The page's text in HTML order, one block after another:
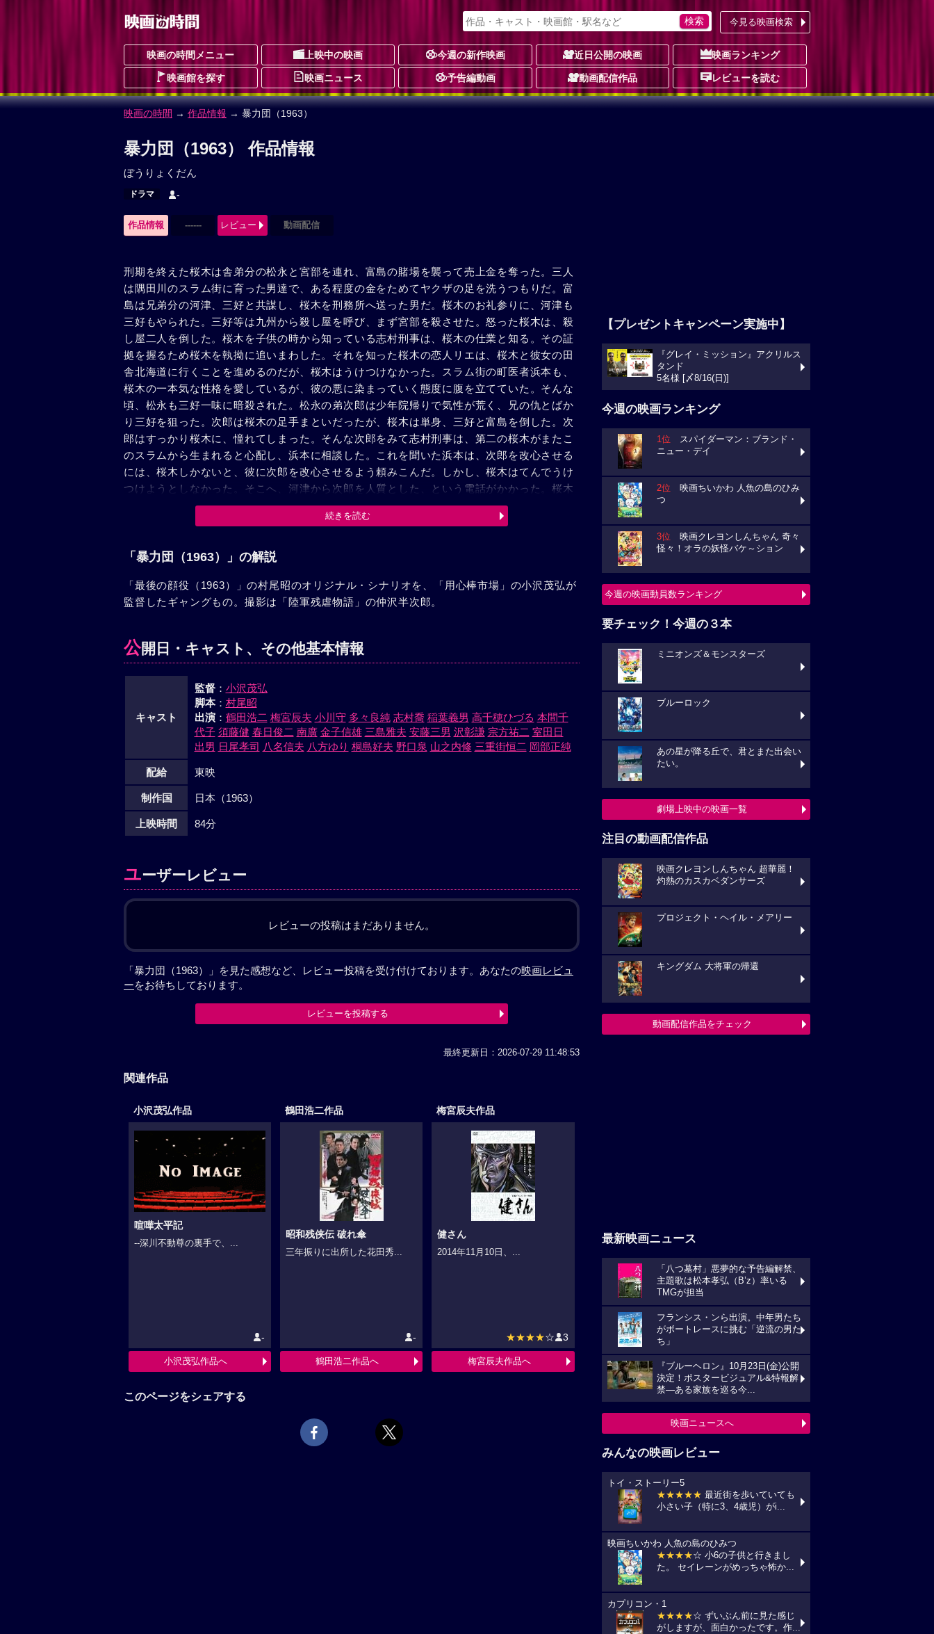
今見る映画検索
映画の時間メニュー 上映中の映画 今週の新作映画 近日公開の映画 映画ランキング
映画館を探す 映画ニュース 予告編動画 動画配信作品 レビューを読む
映画の時間 → 作品情報 → 暴力団（1963）
暴力団（1963） 作品情報
ぼうりょくだん
ドラマ -
作品情報 ------ レビュー 動画配信
刑期を終えた桜木は舎弟分の松永と宮部を連れ、富島の賭場を襲って売上金を奪った。三人
は隅田川のスラム街に育った男達で、ある程度の金をためてヤクザの足を洗うつもりだ。富
島は兄弟分の河津、三好と共謀し、桜木を刑務所へ送った男だ。桜木のお礼参りに、河津も
三好もやられた。三好等は九州から殺し屋を呼び、まず宮部を殺させた。怒った桜木は、殺
し屋二人を倒した。桜木を子供の時から知っている志村刑事は、桜木の仕業と知る。その証
拠を握るため桜木を執拗に追いまわした。それを知った桜木の恋人リエは、桜木と彼女の田
舎北海道に行くことを進めるのだが、桜木はうけつけなかった。スラム街の町医者浜本も、
桜木の一本気な性格を愛しているが、彼の悪に染まっていく態度に腹を立てていた。そんな
頃、松永も三好一味に暗殺された。松永の弟次郎は少年院帰りで気性が荒く、兄の仇とばか
り三好を狙った。次郎は桜木の足手まといだったが、桜木は単身、三好と富島を倒した。次
郎はすっかり桜木に、憧れてしまった。そんな次郎をみて志村刑事は、第二の桜木がまたこ
のスラムから生まれると心配し、浜本に相談した。これを聞いた浜本は、次郎を改心させる
には、桜木しかないと、彼に次郎を改心させるよう頼みこんだ。しかし、桜木はてんでうけ
つけようとしなかった。そこへ、河津から次郎を人質とした、という電話がかかった。桜木
は河津の罠の裏をかき、河津を倒して次郎を救ったが、彼も傷を負った。傷の深いことを知
った桜木は、次郎のみている前で、臆病者のように死んでいった。桜木は浜本の願を最後に
続きを読む
「暴力団（1963）」の解説
「最後の顔役（1963）」の村尾昭のオリジナル・シナリオを、「用心棒市場」の小沢茂弘が
監督したギャングもの。撮影は「陸軍残虐物語」の仲沢半次郎。
公開日・キャスト、その他基本情報
キャスト
監督： 小沢茂弘
脚本： 村尾昭
出演： 鶴田浩二 梅宮辰夫 小川守 多々良純 志村喬 稲葉義男 高千穂ひづる 本間千
代子 須藤健 春日俊二 南廣 金子信雄 三島雅夫 安藤三男 沢彰謙 宗方祐二 室田日
出男 日尾孝司 八名信夫 八方ゆり 桐島好夫 野口泉 山之内修 三重街恒二 岡部正純
配給 東映
制作国 日本（1963）
上映時間 84分
ユーザーレビュー
レビューの投稿はまだありません。
「暴力団（1963）」を見た感想など、レビュー投稿を受け付けております。あなたの映画レビュ
ーをお待ちしております。
レビューを投稿する
最終更新日：2026-07-29 11:48:53
関連作品
小沢茂弘作品
喧嘩太平記
--深川不動尊の裏手で、...
-
小沢茂弘作品へ
鶴田浩二作品
昭和残侠伝 破れ傘
三年振りに出所した花田秀...
-
鶴田浩二作品へ
梅宮辰夫作品
健さん
2014年11月10日、...
★★★★☆ 3
梅宮辰夫作品へ
このページをシェアする
【プレゼントキャンペーン実施中】
『グレイ・ミッション』アクリルス
タンド
5名様 [〆8/16(日)]
今週の映画ランキング
1位 スパイダーマン：ブランド・
ニュー・デイ
2位 映画ちいかわ 人魚の島のひみ
つ
3位 映画クレヨンしんちゃん 奇々
怪々！オラの妖怪バケ～ション
今週の映画動員数ランキング
要チェック！今週の３本
ミニオンズ＆モンスターズ
ブルーロック
あの星が降る丘で、君とまた出会い
たい。
劇場上映中の映画一覧
注目の動画配信作品
映画クレヨンしんちゃん 超華麗！
灼熱のカスカベダンサーズ
プロジェクト・ヘイル・メアリー
キングダム 大将軍の帰還
動画配信作品をチェック
最新映画ニュース
「八つ墓村」悪夢的な予告編解禁、
主題歌は松本孝弘（B’z）率いる
TMGが担当
フランシス・ンら出演。中年男たち
がボートレースに挑む「逆流の男た
ち」
『ブルーヘロン』10月23日(金)公開
決定！ポスタービジュアル&特報解
禁―ある家族を巡る今...
映画ニュースへ
みんなの映画レビュー
トイ・ストーリー5
★★★★★ 最近街を歩いていても
小さい子（特に3、4歳児）がi...
映画ちいかわ 人魚の島のひみつ
★★★★☆ 小6の子供と行きまし
た。 セイレーンがめっちゃ怖か...
カプリコン・1
★★★★☆ ずいぶん前に見た感じ
がしますが、面白かったです。作...